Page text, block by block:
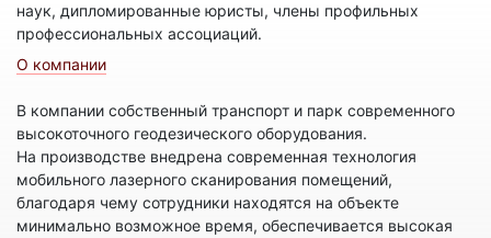
наук, дипломированные юристы, члены профильных
профессиональных ассоциаций.
О компании
В компании собственный транспорт и парк современного
высокоточного геодезического оборудования.
На производстве внедрена современная технология
мобильного лазерного сканирования помещений,
благодаря чему сотрудники находятся на объекте
минимально возможное время, обеспечивается высокая